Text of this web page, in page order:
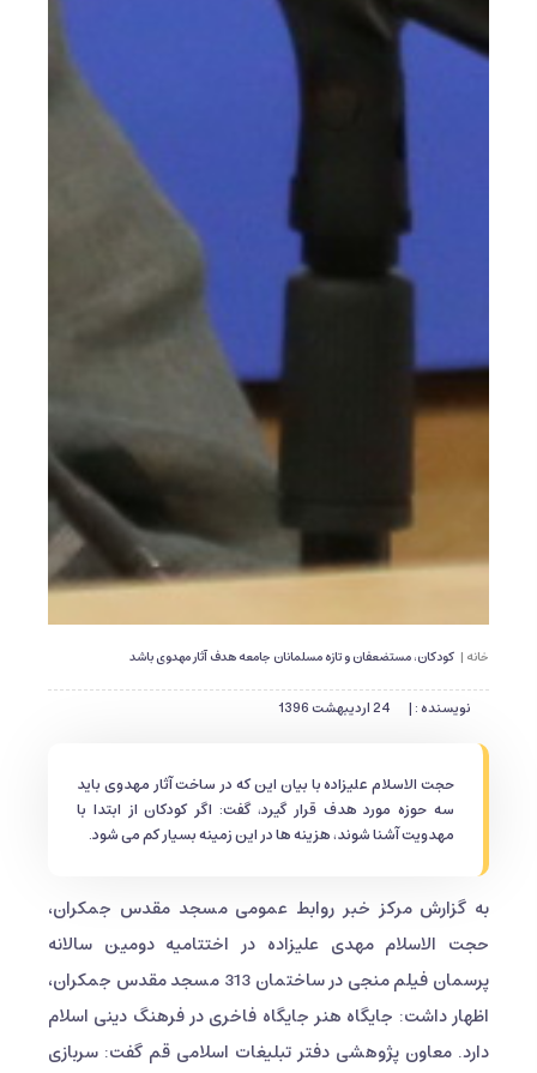
خانه | کودکان، مستضعفان و تازه مسلمانان جامعه هدف آثار مهدوی باشد
نویسنده : | 24 اردیبهشت 1396
حجت الاسلام علیزاده با بیان این که در ساخت آثار مهدوی باید
سه حوزه مورد هدف قرار گیرد، گفت: اگر کودکان از ابتدا با
مهدویت آشنا شوند، هزینه ها در این زمینه بسیار کم می شود.
به گزارش مرکز خبر روابط عمومی مسجد مقدس جمکران،
حجت الاسلام مهدی علیزاده در اختتامیه دومین سالانه
پرسمان فیلم منجی در ساختمان 313 مسجد مقدس جمکران،
اظهار داشت: جایگاه هنر جایگاه فاخری در فرهنگ دینی اسلام
دارد. معاون پژوهشی دفتر تبلیغات اسلامی قم گفت: سربازی